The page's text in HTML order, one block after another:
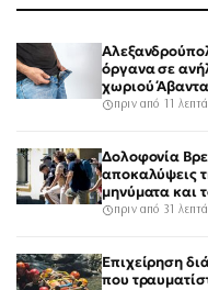
όργανα σε
χωριού
πριν από 11 λεπτά
Δολοφονία
αποκαλύψεις
μηνύματα και
κίνησαν
πριν από 31 λεπτά
Επιχείρηση
που